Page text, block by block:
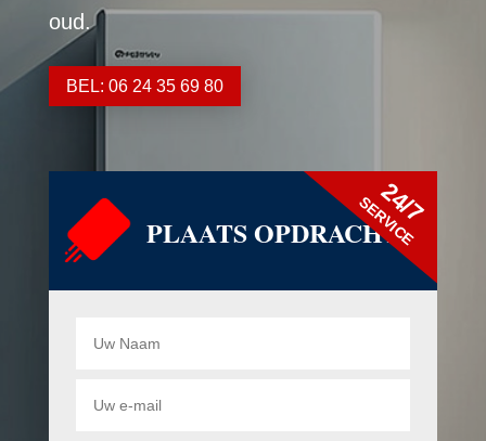
oud.
BEL: 06 24 35 69 80
PLAATS OPDRACHT
24/7
SERVICE